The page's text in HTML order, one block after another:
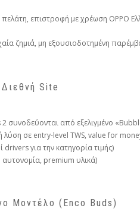
επιστροφή με χρέωση OPPO
ζημιά, μη εξουσιοδοτημένη
Site
συνοδεύονται από εξελιγμένο
λύση σε entry-level TWS, value for
drivers για την κατηγορία τιμής)
premium υλικά)
Μοντέλο (Enco Buds)